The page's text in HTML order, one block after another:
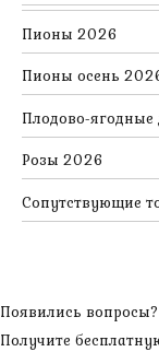
Пионы 2026
Пионы осень
Плодово-
Розы 2026
Сопутствующие
Появились вопросы?
Получите